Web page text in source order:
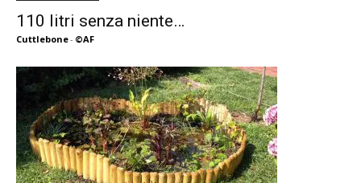
110 litri senza niente…
Cuttlebone- ©AF